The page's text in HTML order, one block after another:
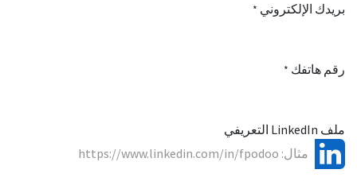
بريدك الإلكتروني *
رقم هاتفك *
ملف LinkedIn التعريفي